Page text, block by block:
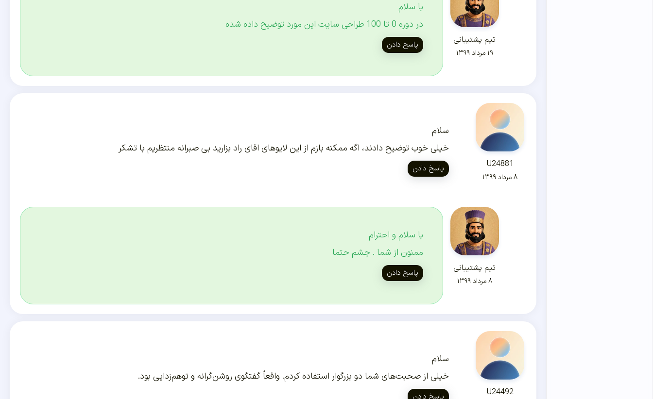
تیم پشتیبانی
۱۹ مرداد ۱۳۹۹
با سلام
در دوره 0 تا 100 طراحی سایت این مورد توضیح داده شده
پاسخ دادن
U24881
۸ مرداد ۱۳۹۹
سلام
خیلی خوب توضیح دادند، اگه ممکنه بازم از این لایوهای اقای راد بزارید بی صبرانه منتظریم با تشکر
پاسخ دادن
تیم پشتیبانی
۸ مرداد ۱۳۹۹
با سلام و احترام
ممنون از شما . چشم حتما
پاسخ دادن
U24492
سلام
خیلی از صحبت‌های شما دو بزرگوار استفاده کردم. واقعاً گفتگوی روشن‌گرانه و توهم‌زدایی بود.